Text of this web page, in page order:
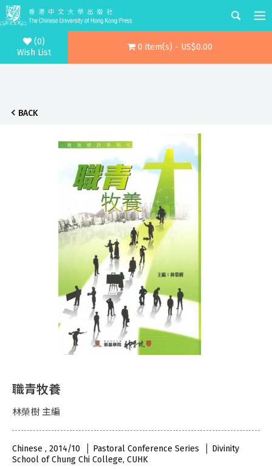
(0)
Wish List
0 item(s) - US$0.00
BACK
職青牧養
林榮樹 主編
Chinese , 2014/10 Pastoral Conference Series
Divinity
School of Chung Chi College, CUHK